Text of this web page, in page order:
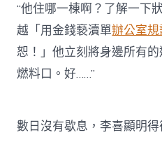
“他住哪一棟啊？了解一下
越「用金錢褻瀆單辦公室
恕！」他立刻將身邊所有
燃料口。好……”
數日沒有歇息，李喜顯明得